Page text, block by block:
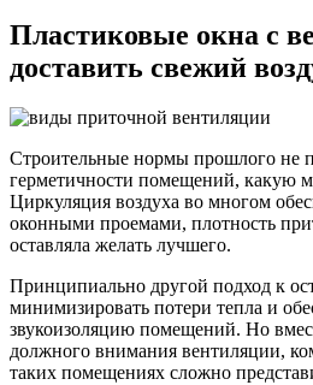
Пластиковые окна с
доставить свежий
Строительные нормы прошлого не
герметичности помещений, какую
Циркуляция воздуха во многом
оконными проемами, плотность
оставляла желать лучшего.
Принципиально другой подход к
минимизировать потери тепла и
звукоизоляцию помещений. Но
должного внимания вентиляции,
таких помещениях сложно